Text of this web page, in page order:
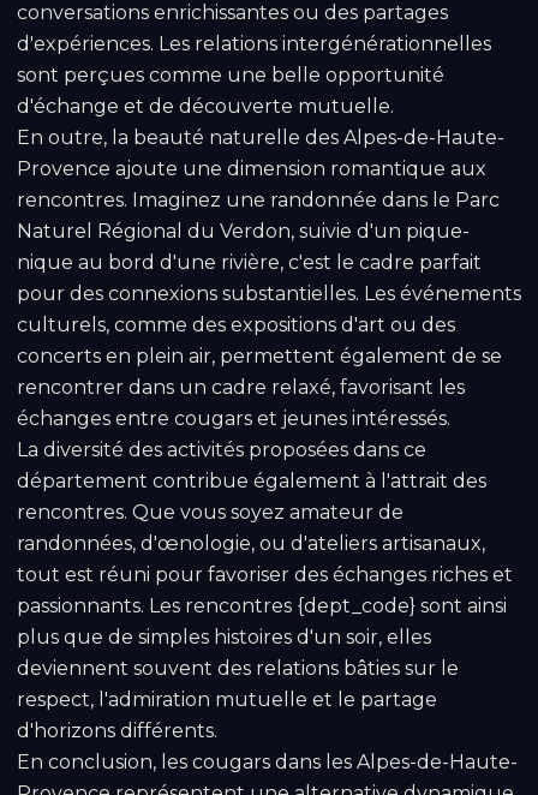
conversations enrichissantes ou des partages
d'expériences. Les relations intergénérationnelles
sont perçues comme une belle opportunité
d'échange et de découverte mutuelle.
En outre, la beauté naturelle des Alpes-de-Haute-
Provence ajoute une dimension romantique aux
rencontres. Imaginez une randonnée dans le Parc
Naturel Régional du Verdon, suivie d'un pique-
nique au bord d'une rivière, c'est le cadre parfait
pour des connexions substantielles. Les événements
culturels, comme des expositions d'art ou des
concerts en plein air, permettent également de se
rencontrer dans un cadre relaxé, favorisant les
échanges entre cougars et jeunes intéressés.
La diversité des activités proposées dans ce
département contribue également à l'attrait des
rencontres. Que vous soyez amateur de
randonnées, d'œnologie, ou d'ateliers artisanaux,
tout est réuni pour favoriser des échanges riches et
passionnants. Les rencontres {dept_code} sont ainsi
plus que de simples histoires d'un soir, elles
deviennent souvent des relations bâties sur le
respect, l'admiration mutuelle et le partage
d'horizons différents.
En conclusion, les cougars dans les Alpes-de-Haute-